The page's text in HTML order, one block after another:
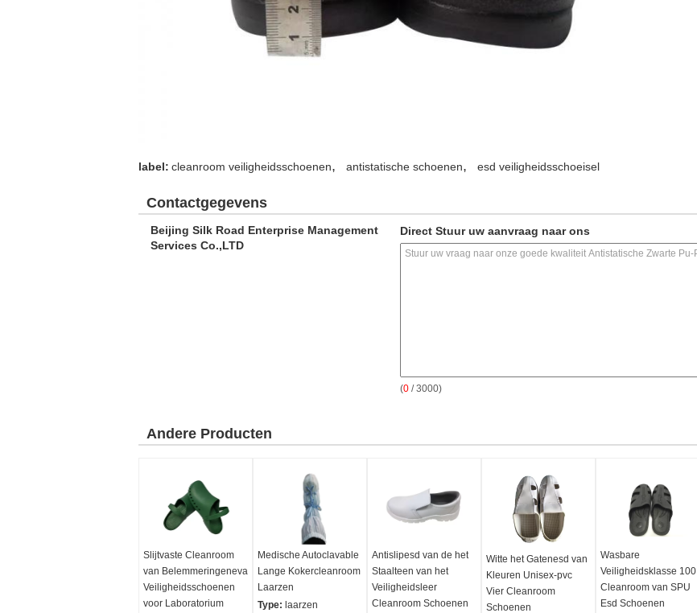
label: cleanroom veiligheidsschoenen, antistatische schoenen, esd veiligheidsschoeisel
Contactgegevens
Beijing Silk Road Enterprise Management
Services Co.,LTD
Direct Stuur uw aanvraag naar ons
(0 / 3000)
Andere Producten
Slijtvaste Cleanroom
van Belemmeringeneva
Veiligheidsschoenen
voor Laboratorium
Medische Autoclavable
Lange Kokercleanroom
Laarzen
Type: laarzen
Antislipesd van de het
Staalteen van het
Veiligheidsleer
Cleanroom Schoenen
Witte het Gatenesd van
Kleuren Unisex-pvc
Vier Cleanroom
Schoenen
Wasbare
Veiligheidsklasse 100
Cleanroom van SPU
Esd Schoenen